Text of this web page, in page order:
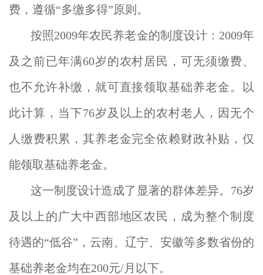
费，遵循“多缴多得”原则。
按照2009年农民养老金的制度设计：2009年
及之前已年满60岁的农村居民，可无须缴费、
也不允许补缴，就可直接领取基础养老金。以
此计算，当下76岁及以上的农村老人，因无个
人缴费积累，其养老金完全依赖财政补贴，仅
能领取基础养老金。
这一制度设计造成了显著的群体差异。76岁
及以上的广大中西部地区农民，成为整个制度
待遇的“低谷”，云南、辽宁、安徽等多数省份的
基础养老金均在200元/月以下。